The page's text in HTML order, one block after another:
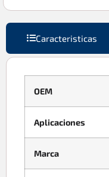
Caracteristicas
OEM
Aplicaciones
Marca